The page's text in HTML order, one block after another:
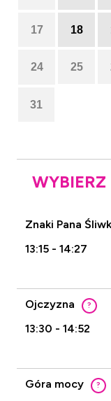
17 18
24 25
31
Znaki Pana
13:15 - 14:27
Ojczyzna ?
13:30 - 14:52
Góra mocy ?